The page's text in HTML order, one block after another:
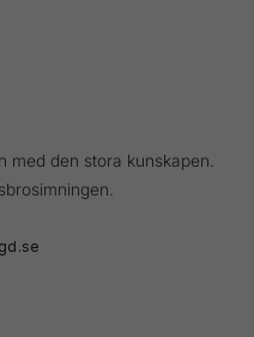
med den stora kunskapen.